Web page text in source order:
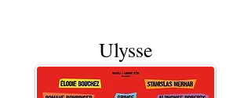
Ulysse